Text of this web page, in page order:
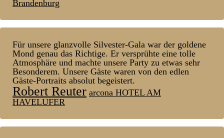
Brandenburg
Für unsere glanz­volle Silvester-Gala war der goldene
Mond genau das Richtige. Er ver­sprühte eine tolle
Atmos­phäre und machte unsere Party zu etwas sehr
Be­sonderem. Unsere Gäste waren von den edlen
Gäste-Portraits absolut be­geistert.
Robert Reuter arcona HOTEL AM
HAVELUFER